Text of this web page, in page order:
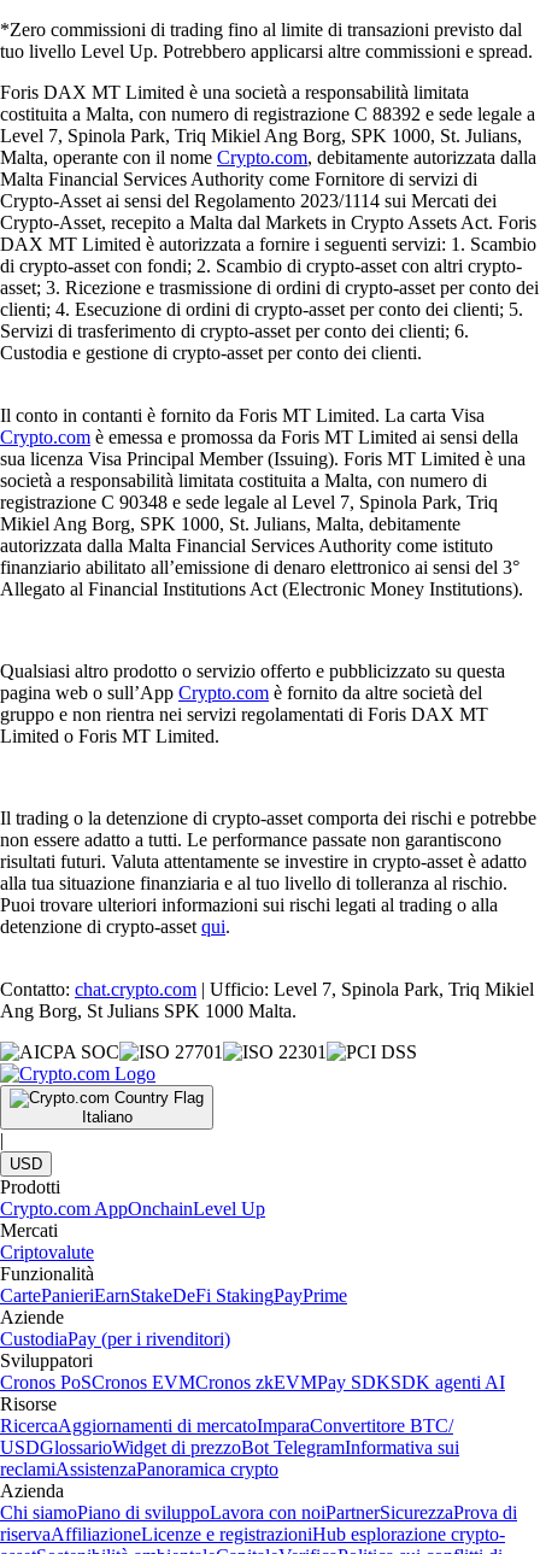
*Zero commissioni di trading fino al limite di transazioni previsto dal
tuo livello Level Up. Potrebbero applicarsi altre commissioni e spread.
Foris DAX MT Limited è una società a responsabilità limitata
costituita a Malta, con numero di registrazione C 88392 e sede legale a
Level 7, Spinola Park, Triq Mikiel Ang Borg, SPK 1000, St. Julians,
Malta, operante con il nome Crypto.com, debitamente autorizzata dalla
Malta Financial Services Authority come Fornitore di servizi di
Crypto-Asset ai sensi del Regolamento 2023/1114 sui Mercati dei
Crypto-Asset, recepito a Malta dal Markets in Crypto Assets Act. Foris
DAX MT Limited è autorizzata a fornire i seguenti servizi: 1. Scambio
di crypto-asset con fondi; 2. Scambio di crypto-asset con altri crypto-
asset; 3. Ricezione e trasmissione di ordini di crypto-asset per conto dei
clienti; 4. Esecuzione di ordini di crypto-asset per conto dei clienti; 5.
Servizi di trasferimento di crypto-asset per conto dei clienti; 6.
Custodia e gestione di crypto-asset per conto dei clienti.
Il conto in contanti è fornito da Foris MT Limited. La carta Visa
Crypto.com è emessa e promossa da Foris MT Limited ai sensi della
sua licenza Visa Principal Member (Issuing). Foris MT Limited è una
società a responsabilità limitata costituita a Malta, con numero di
registrazione C 90348 e sede legale al Level 7, Spinola Park, Triq
Mikiel Ang Borg, SPK 1000, St. Julians, Malta, debitamente
autorizzata dalla Malta Financial Services Authority come istituto
finanziario abilitato all’emissione di denaro elettronico ai sensi del 3°
Allegato al Financial Institutions Act (Electronic Money Institutions).
Qualsiasi altro prodotto o servizio offerto e pubblicizzato su questa
pagina web o sull’App Crypto.com è fornito da altre società del
gruppo e non rientra nei servizi regolamentati di Foris DAX MT
Limited o Foris MT Limited.
Il trading o la detenzione di crypto-asset comporta dei rischi e potrebbe
non essere adatto a tutti. Le performance passate non garantiscono
risultati futuri. Valuta attentamente se investire in crypto-asset è adatto
alla tua situazione finanziaria e al tuo livello di tolleranza al rischio.
Puoi trovare ulteriori informazioni sui rischi legati al trading o alla
detenzione di crypto-asset qui.
Contatto: chat.crypto.com | Ufficio: Level 7, Spinola Park, Triq Mikiel
Ang Borg, St Julians SPK 1000 Malta.
Italiano
|
USD
Prodotti
Crypto.com AppOnchainLevel Up
Mercati
Criptovalute
Funzionalità
CartePanieriEarnStakeDeFi StakingPayPrime
Aziende
CustodiaPay (per i rivenditori)
Sviluppatori
Cronos PoSCronos EVMCronos zkEVMPay SDKSDK agenti AI
Risorse
RicercaAggiornamenti di mercatoImparaConvertitore BTC/
USDGlossarioWidget di prezzoBot TelegramInformativa sui
reclamiAssistenzaPanoramica crypto
Azienda
Chi siamoPiano di sviluppoLavora con noiPartnerSicurezzaProva di
riservaAffiliazioneLicenze e registrazioniHub esplorazione crypto-